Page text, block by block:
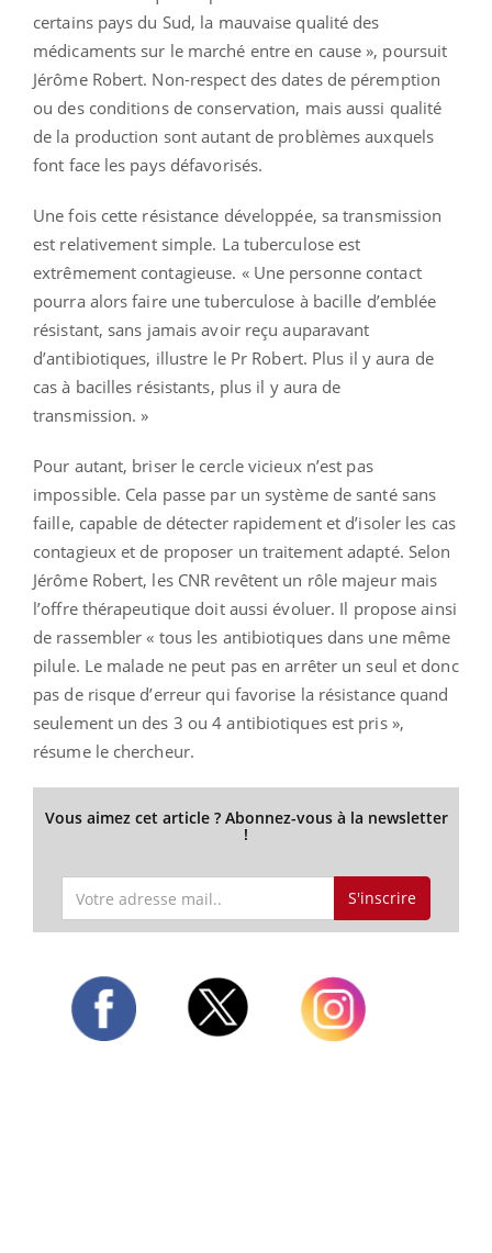
certains pays du Sud, la mauvaise qualité des
médicaments sur le marché entre en cause », poursuit
Jérôme Robert. Non-respect des dates de péremption
ou des conditions de conservation, mais aussi qualité
de la production sont autant de problèmes auxquels
font face les pays défavorisés.
Une fois cette résistance développée, sa transmission
est relativement simple. La tuberculose est
extrêmement contagieuse. « Une personne contact
pourra alors faire une tuberculose à bacille d’emblée
résistant, sans jamais avoir reçu auparavant
d’antibiotiques, illustre le Pr Robert. Plus il y aura de
cas à bacilles résistants, plus il y aura de
transmission. »
Pour autant, briser le cercle vicieux n’est pas
impossible. Cela passe par un système de santé sans
faille, capable de détecter rapidement et d’isoler les cas
contagieux et de proposer un traitement adapté. Selon
Jérôme Robert, les CNR revêtent un rôle majeur mais
l’offre thérapeutique doit aussi évoluer. Il propose ainsi
de rassembler « tous les antibiotiques dans une même
pilule. Le malade ne peut pas en arrêter un seul et donc
pas de risque d’erreur qui favorise la résistance quand
seulement un des 3 ou 4 antibiotiques est pris »,
résume le chercheur.
Vous aimez cet article ? Abonnez-vous à la newsletter
!
S'inscrire